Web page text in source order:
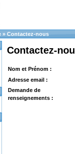
» Contactez-nous
Contactez-
Nom et Prénom :
Adresse email :
Demande de
renseignements :